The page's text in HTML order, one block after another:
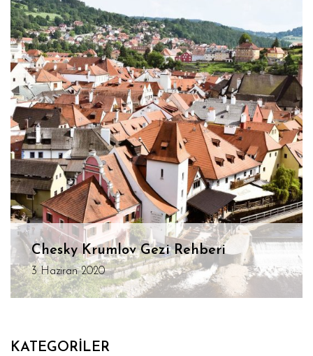
Chesky Krumlov Gezi Rehberi
3 Haziran 2020
KATEGORILER